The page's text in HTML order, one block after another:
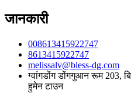
जानकारी
008613415922747
8613415922747
melissalv@bless-dg.com
ग्वांगडोंग डोंगगुआन रूम 203,
हुमेन टाउन